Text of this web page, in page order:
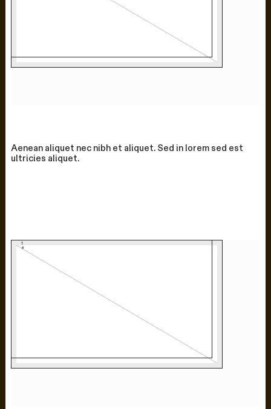
Aenean aliquet nec nibh et aliquet. Sed in lorem sed est
ultricies aliquet.